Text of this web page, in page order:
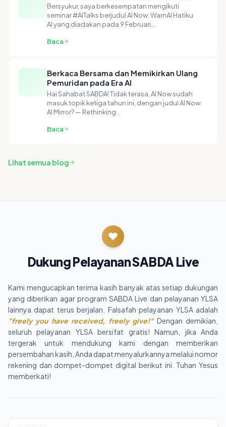
Bersyukur, saya berkesempatan mengikuti
seminar #AITalks berjudul AI Now: WarnAI Hatiku
AI yang diadakan pada 9 Februari…
Baca
Berkaca Bersama dan Memikirkan Ulang
Pemuridan pada Era AI
Hai Sahabat SABDA! Tidak terasa, AI Now sudah
masuk topik ketiga tahun ini, dengan judul AI Now:
AI Mirror? — Rethinking…
Baca
Lihat semua blog
Dukung PelayananSABDA Live
Kami mengucapkan terima kasih banyak atas setiap dukungan
yang diberikan agar program SABDA Live dan pelayanan YLSA
lainnya dapat terus berjalan. Falsafah pelayanan YLSA adalah
"freely you have received, freely give!"Dengan demikian,
seluruh pelayanan YLSA bersifat gratis! Namun, jika Anda
tergerak untuk mendukung kami dengan memberikan
persembahan kasih, Anda dapat menyalurkannya melalui nomor
rekening dan dompet-dompet digital berikut ini. Tuhan Yesus
memberkati!